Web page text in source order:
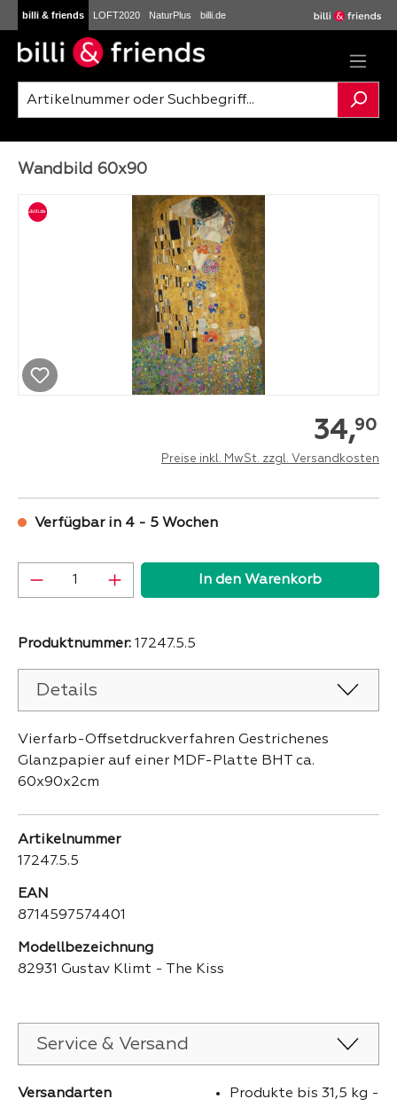
Zum Hauptinhalt springen
billi & friends LOFT2020 NaturPlus billi.de
Bildergalerie überspringen
Wandbild 60x90
34,90
Preise inkl. MwSt. zzgl. Versandkosten
Verfügbar in 4 - 5 Wochen
Produkt Anzahl: Gib den gewünschten
In den Warenkorb
Produktnummer: 17247.5.5
Details
Vierfarb-Offsetdruckverfahren Gestrichenes
Glanzpapier auf einer MDF-Platte BHT ca.
60x90x2cm
Artikelnummer
17247.5.5
EAN
8714597574401
Modellbezeichnung
82931 Gustav Klimt - The Kiss
Service & Versand
Versandarten
Produkte bis 31,5 kg -